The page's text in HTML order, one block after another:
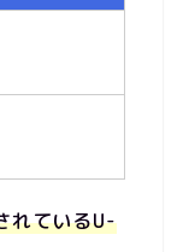
れているU-